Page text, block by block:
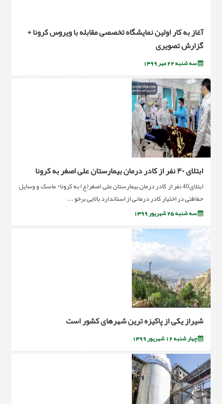
آغاز به کار اولین نمایشگاه تخصصی مقابله با ویروس کرونا +
گزارش تصویری
سه شنبه 22 مهر 1399
ابتلای ۴۰ نفر از کادر درمان بیمارستان علی اصغر به کرونا
ابتلای40 نفر از کادر درمان بیمارستان علی اصغر(ع) به کرونا* ماسک و وسایل
حفاظتی در اختیار کادر درمانی از استاندارد بالایی برخو ...
سه شنبه 25 شهریور 1399
شیراز یکی از پاکیزه ترین شهرهای کشور است
چهار شنبه 12 شهریور 1399